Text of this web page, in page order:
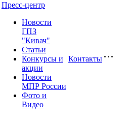
Пресс-центр
Новости
ГПЗ
"Кивач"
Статьи
Конкурсы и
акции
Новости
МПР России
Фото и
Видео
Контакты